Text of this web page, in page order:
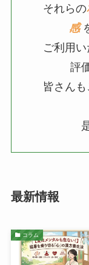
それらの
感
ご利用い
評
皆さんも
最新情報
コラム